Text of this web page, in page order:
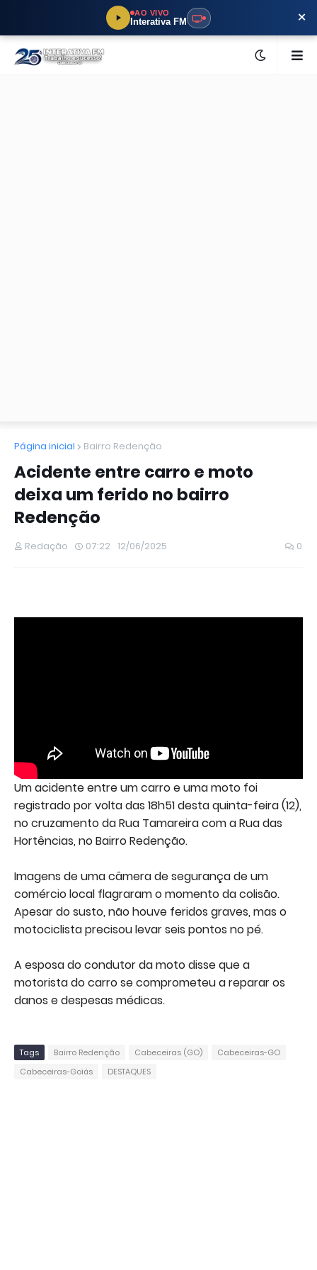
AO VIVO
Interativa FM ×
Página inicial Bairro Redenção
Acidente entre carro e moto
deixa um ferido no bairro
Redenção
Redação 07:22 12/06/2025 0
Um acidente entre um carro e uma moto foi
registrado por volta das 18h51 desta quinta-feira (12),
no cruzamento da Rua Tamareira com a Rua das
Hortências, no Bairro Redenção.
Imagens de uma câmera de segurança de um
comércio local flagraram o momento da colisão.
Apesar do susto, não houve feridos graves, mas o
motociclista precisou levar seis pontos no pé.
A esposa do condutor da moto disse que a
motorista do carro se comprometeu a reparar os
danos e despesas médicas.
Tags Bairro Redenção Cabeceiras (GO)
Cabeceiras-GO
Cabeceiras-Goiás
DESTAQUES